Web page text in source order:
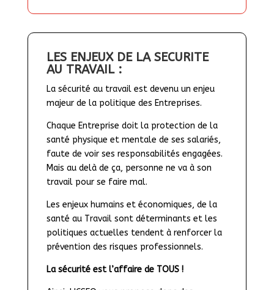
LES ENJEUX DE LA SECURITE
AU TRAVAIL :
La sécurité au travail est devenu un enjeu
majeur de la politique des Entreprises.
Chaque Entreprise doit la protection de la
santé physique et mentale de ses salariés,
faute de voir ses responsabilités engagées.
Mais au delà de ça, personne ne va à son
travail pour se faire mal.
Les enjeux humains et économiques, de la
santé au Travail sont déterminants et les
politiques actuelles tendent à renforcer la
prévention des risques professionnels.
La sécurité est l’affaire de TOUS !